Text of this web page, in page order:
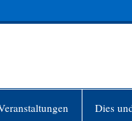
Dies